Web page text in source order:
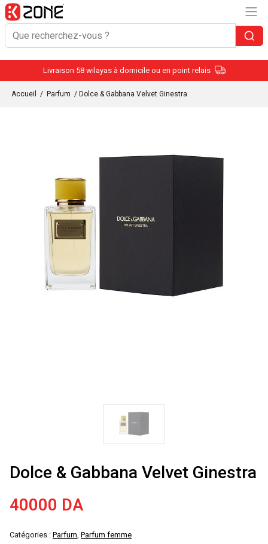
Livraison 58 wilayas à domicile ou en point relais
Accueil / Parfum / Dolce & Gabbana Velvet Ginestra
Dolce & Gabbana Velvet Ginestra
40000 DA
Catégories : Parfum, Parfum femme